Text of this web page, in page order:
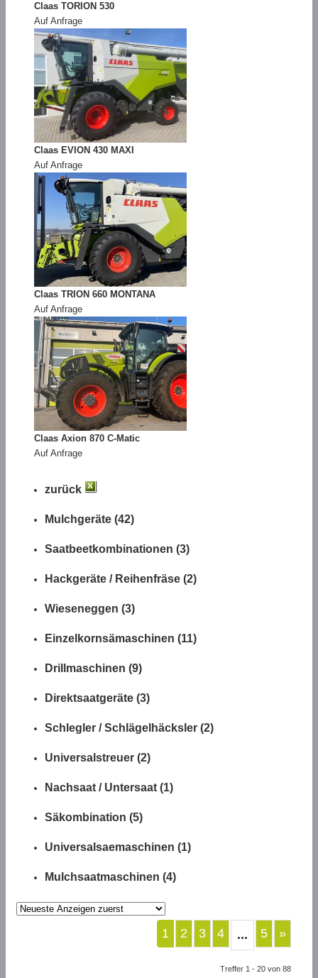
Claas TORION 530
Auf Anfrage
Claas EVION 430 MAXI
Auf Anfrage
Claas TRION 660 MONTANA
Auf Anfrage
Claas Axion 870 C-Matic
Auf Anfrage
zurück
Mulchgeräte (42)
Saatbeetkombinationen (3)
Hackgeräte / Reihenfräse (2)
Wieseneggen (3)
Einzelkornsämaschinen (11)
Drillmaschinen (9)
Direktsaatgeräte (3)
Schlegler / Schlägelhäcksler (2)
Universalstreuer (2)
Nachsaat / Untersaat (1)
Säkombination (5)
Universalsaemaschinen (1)
Mulchsaatmaschinen (4)
1 2 3 4 ... 5 »
Treffer 1 - 20 von 88